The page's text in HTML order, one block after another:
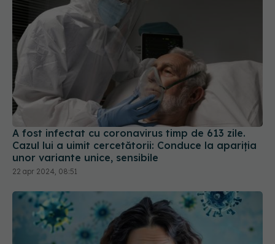
A fost infectat cu coronavirus timp de 613 zile.
Cazul lui a uimit cercetătorii: Conduce la apariția
unor variante unice, sensibile
22 apr 2024, 08:51